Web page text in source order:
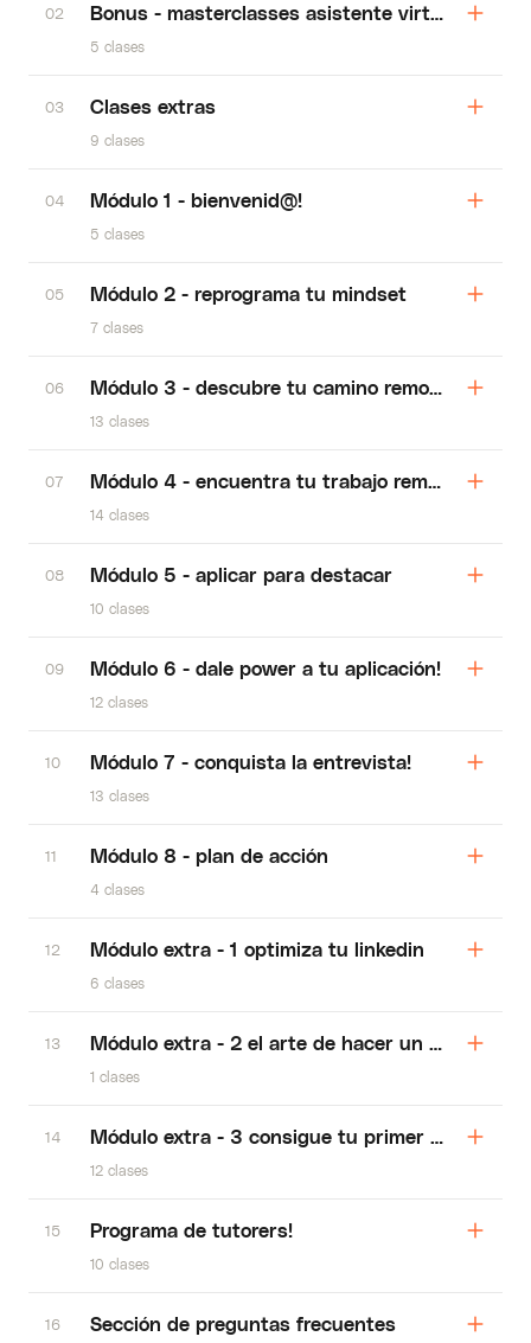
02 Bonus - masterclasses asistente virtual +
5 clases
03 Clases extras
9 clases
04 Módulo 1 - bienvenid@!
5 clases
05 Módulo 2 - reprograma tu mindset
7 clases
06 Módulo 3 - descubre tu camino remoto ideal
13 clases
07 Módulo 4 - encuentra tu trabajo remoto ideal
14 clases
08 Módulo 5 - aplicar para destacar
10 clases
09 Módulo 6 - dale power a tu aplicación!
12 clases
10 Módulo 7 - conquista la entrevista!
13 clases
11 Módulo 8 - plan de acción
4 clases
12 Módulo extra - 1 optimiza tu linkedin
6 clases
13 Módulo extra - 2 el arte de hacer un portafolio
1 clases
14 Módulo extra - 3 consigue tu primer cliente en
12 clases
15 Programa de tutorers!
10 clases
16 Sección de preguntas frecuentes